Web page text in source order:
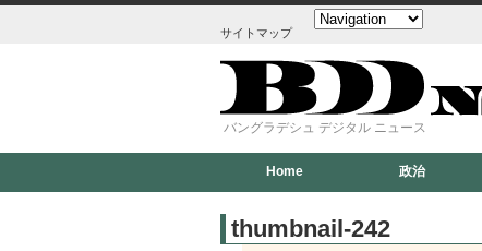
サイトマップ
バングラデシュ デジタル ニュース
Home 政治
thumbnail-242